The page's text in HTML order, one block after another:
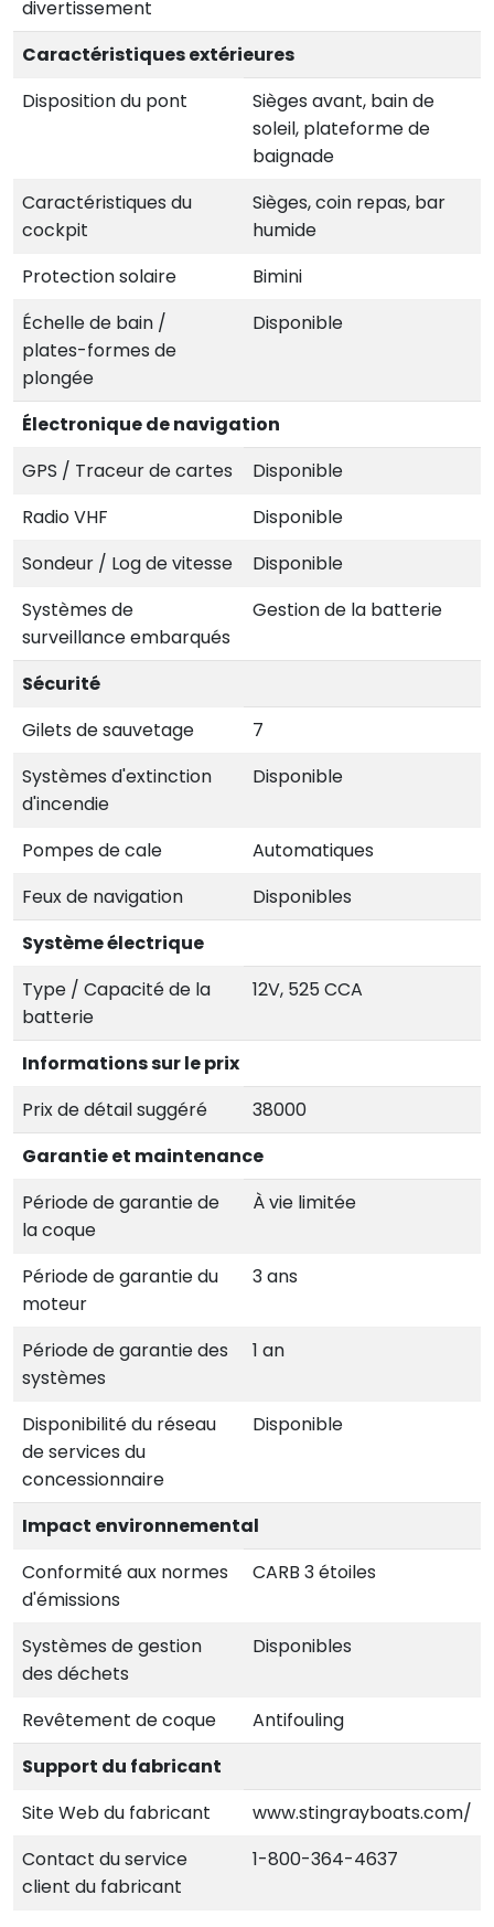
divertissement
Caractéristiques extérieures
Disposition du pont
Sièges avant, bain de
soleil, plateforme de
baignade
Caractéristiques du
cockpit
Sièges, coin repas, bar
humide
Protection solaire
Bimini
Échelle de bain /
plates-formes de
plongée
Disponible
Électronique de navigation
GPS / Traceur de cartes
Disponible
Radio VHF
Disponible
Sondeur / Log de vitesse
Disponible
Systèmes de
surveillance embarqués
Gestion de la batterie
Sécurité
Gilets de sauvetage
7
Systèmes d'extinction
d'incendie
Disponible
Pompes de cale
Automatiques
Feux de navigation
Disponibles
Système électrique
Type / Capacité de la
batterie
12V, 525 CCA
Informations sur le prix
Prix de détail suggéré
38000
Garantie et maintenance
Période de garantie de
la coque
À vie limitée
Période de garantie du
moteur
3 ans
Période de garantie des
systèmes
1 an
Disponibilité du réseau
de services du
concessionnaire
Disponible
Impact environnemental
Conformité aux normes
d'émissions
CARB 3 étoiles
Systèmes de gestion
des déchets
Disponibles
Revêtement de coque
Antifouling
Support du fabricant
Site Web du fabricant
www.stingrayboats.com/
Contact du service
client du fabricant
1-800-364-4637